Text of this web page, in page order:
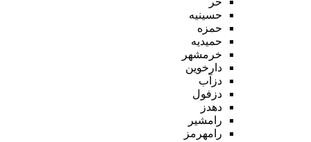
حسینیه
حمزه
حمیدیه
خرمشهر
دارخوین
دزآب
دزفول
دهدز
رامشیر
رامهرمز